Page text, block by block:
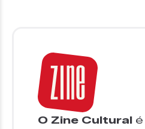
O Zine Cultural